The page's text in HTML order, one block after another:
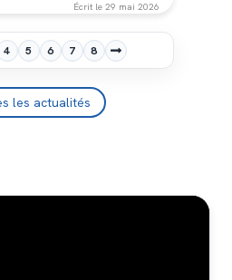
Écrit le29 mai 2026
Page
4 Page
5 Page
6 Page
7 Page
8
les actualités